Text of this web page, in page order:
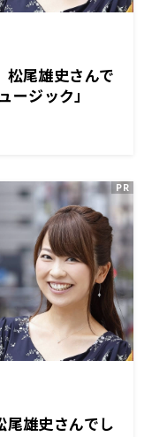
尾雄史さんで
ージック」
雄史さんでし